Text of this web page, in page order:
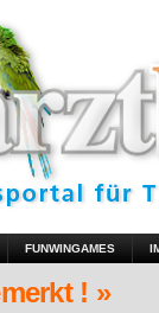
FUNWINGAMES
! »